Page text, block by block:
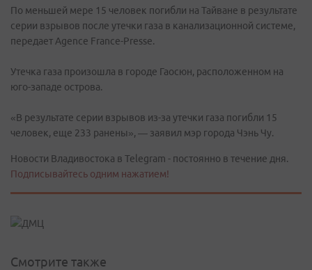
По меньшей мере 15 человек погибли на Тайване в результате
серии взрывов после утечки газа в канализационной системе,
передает Agence France-Presse.
Утечка газа произошла в городе Гаосюн, расположенном на
юго-западе острова.
«В результате серии взрывов из-за утечки газа погибли 15
человек, еще 233 ранены», — заявил мэр города Чэнь Чу.
Новости Владивостока в Telegram - постоянно в течение дня.
Подписывайтесь одним нажатием!
Смотрите также